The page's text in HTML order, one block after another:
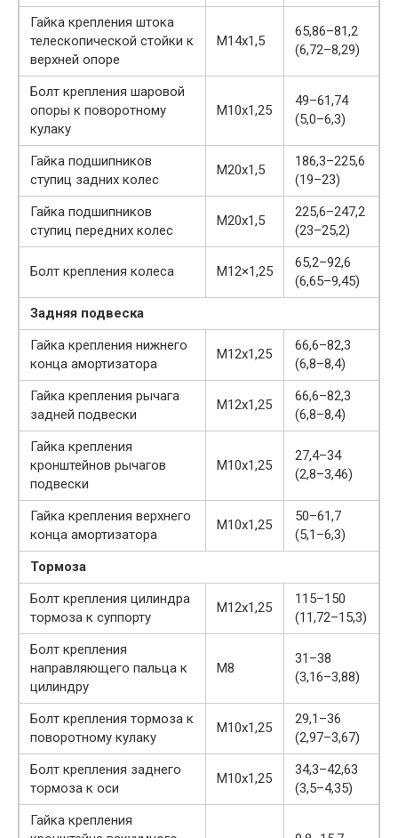
Гайка крепления штока
телескопической стойки к
верхней опоре
М14х1,5
65,86–81,2
(6,72–8,29)
Болт крепления шаровой
опоры к поворотному
кулаку
М10х1,25
49–61,74
(5,0–6,3)
Гайка подшипников
ступиц задних колес
М20х1,5
186,3–225,6
(19–23)
Гайка подшипников
ступиц передних колес
М20х1,5
225,6–247,2
(23–25,2)
Болт крепления колеса М12×1,25
65,2–92,6
(6,65–9,45)
Задняя подвеска
Гайка крепления нижнего
конца амортизатора
М12х1,25
66,6–82,3
(6,8–8,4)
Гайка крепления рычага
задней подвески
М12х1,25
66,6–82,3
(6,8–8,4)
Гайка крепления
кронштейнов рычагов
подвески
М10х1,25
27,4–34
(2,8–3,46)
Гайка крепления верхнего
конца амортизатора
М10х1,25
50–61,7
(5,1–6,3)
Тормоза
Болт крепления цилиндра
тормоза к суппорту
М12х1,25
115–150
(11,72–15,3)
Болт крепления
направляющего пальца к
цилиндру
М8
31–38
(3,16–3,88)
Болт крепления тормоза к
поворотному кулаку
М10х1,25
29,1–36
(2,97–3,67)
Болт крепления заднего
тормоза к оси
М10х1,25
34,3–42,63
(3,5–4,35)
Гайка крепления